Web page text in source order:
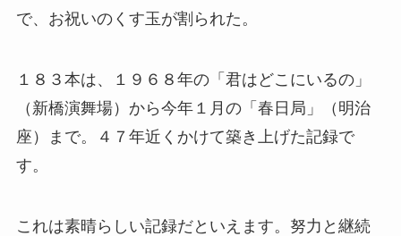
で、お祝いのくす玉が割られた。
１８３本は、１９６８年の「君はどこにいるの」
（新橋演舞場）から今年１月の「春日局」（明治
座）まで。４７年近くかけて築き上げた記録で
す。
これは素晴らしい記録だといえます。努力と継続